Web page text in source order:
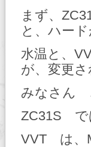
まず、
と、ハード
水温と、
が、変更さ
みなさん
ZC31S で
VVT は、